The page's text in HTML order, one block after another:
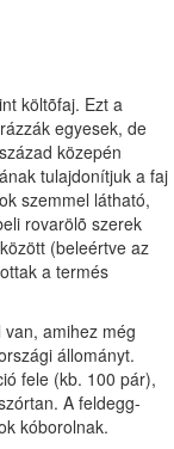
költõfaj. Ezt a
egyesek, de
közepén
tulajdonítjuk a faj
szemmel látható,
rovarölõ szerek
(beleértve az
a termés
amihez még
állományt.
fele (kb. 100 pár),
A feldegg-
kóborolnak.